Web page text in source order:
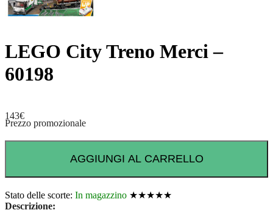
LEGO City Treno Merci –
60198
143€
Prezzo promozionale
AGGIUNGI AL CARRELLO
Stato delle scorte: In magazzino ★★★★★
Descrizione: